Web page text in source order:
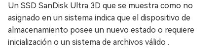
Un SSD SanDisk Ultra 3D que se muestra como no
asignado en un sistema indica que el dispositivo de
almacenamiento posee un nuevo estado o requiere
inicialización o un sistema de archivos válido .